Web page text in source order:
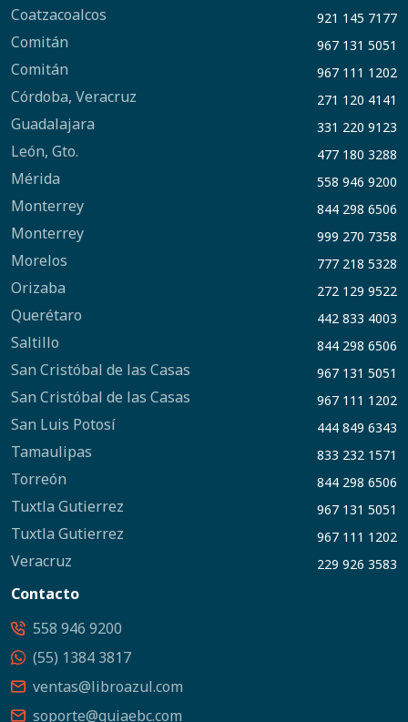
Coatzacoalcos 921 145 7177
Comitán 967 131 5051
Comitán 967 111 1202
Córdoba, Veracruz 271 120 4141
Guadalajara 331 220 9123
León, Gto. 477 180 3288
Mérida 558 946 9200
Monterrey 844 298 6506
Monterrey 999 270 7358
Morelos 777 218 5328
Orizaba 272 129 9522
Querétaro 442 833 4003
Saltillo 844 298 6506
San Cristóbal de las Casas 967 131 5051
San Cristóbal de las Casas 967 111 1202
San Luis Potosí 444 849 6343
Tamaulipas 833 232 1571
Torreón 844 298 6506
Tuxtla Gutierrez 967 131 5051
Tuxtla Gutierrez 967 111 1202
Veracruz 229 926 3583
Contacto
558 946 9200
(55) 1384 3817
ventas@libroazul.com
soporte@guiaebc.com